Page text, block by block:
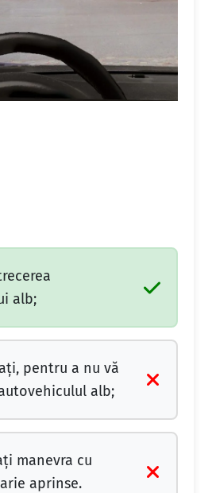
alb;
pentru a nu vă
alb;
manevra cu
aprinse.